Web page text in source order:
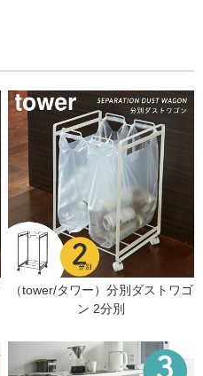
（tower/タワー）分別ダストワゴ
ン 2分別